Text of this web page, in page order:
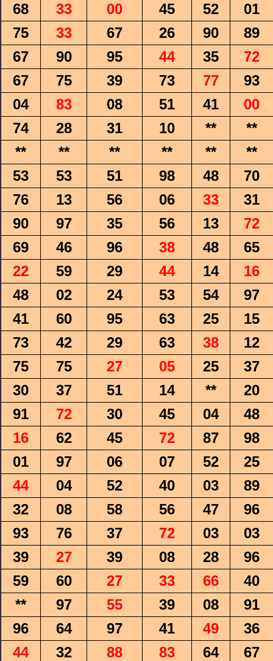
68
33 00 45 52
01
75
33 67 26 90
89
67
90 95 44 35
72
67
75 39 73 77
93
04
83 08 51 41
00
74
28 31 10 **
**
**
** ** ** **
**
53
53 51 98 48
70
76
13 56 06 33
31
90
97 35 56 13
72
69
46 96 38 48
65
22
59 29 44 14
16
48
02 24 53 54
97
41
60 95 63 25
15
73
42 29 63 38
12
75
75 27 05 25
37
30
37 51 14 **
20
91
72 30 45 04
48
16
62 45 72 87
98
01
97 06 07 52
25
44
04 52 40 03
89
32
08 58 56 47
96
93
76 37 72 03
03
39
27 39 08 28
96
59
60 27 33 66
40
**
97 55 39 08
91
96
64 97 41 49
36
44
32 88 83 64
67